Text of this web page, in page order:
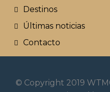
Destinos
Últimas noticias
Contacto
© Copyright 2019